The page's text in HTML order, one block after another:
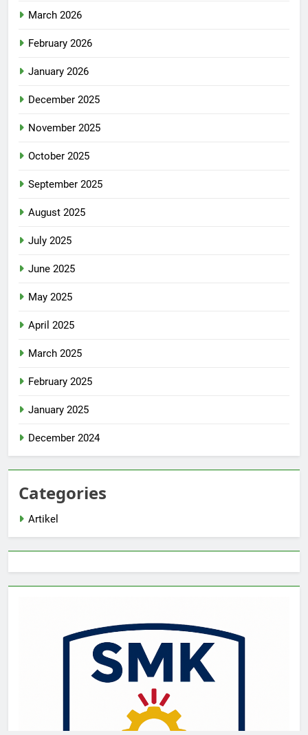
March 2026
February 2026
January 2026
December 2025
November 2025
October 2025
September 2025
August 2025
July 2025
June 2025
May 2025
April 2025
March 2025
February 2025
January 2025
December 2024
Categories
Artikel